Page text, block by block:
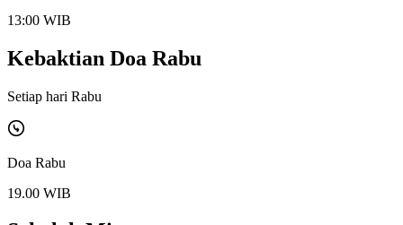
13:00 WIB
Kebaktian Doa Rabu
Setiap hari Rabu
Doa Rabu
19.00 WIB